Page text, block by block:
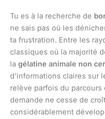
Tu es à la recherche de
ne sais pas où les
ta frustration. Entre les
classiques où la majorité
la gélatine animale non
d’informations claires sur
relève parfois du parcours
demande ne cesse de
considérablement